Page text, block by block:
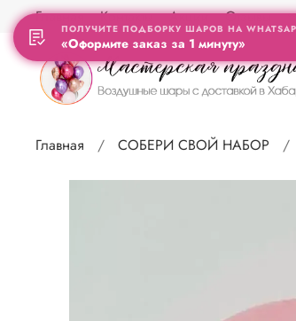
Главная Контакты Акции Отзывы
Главная СОБЕРИ СВОЙ НАБОР
ПОЛУЧИТЕ ПОДБОРКУ ШАРОВ НА
«Оформите заказ за 1 минуту»